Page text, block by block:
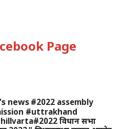
Page
news #2022 assembly
#uttrakhand
विधान सभा